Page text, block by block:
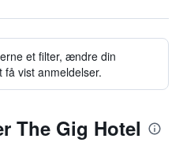
et filter, ændre din
vist anmeldelser.
The Gig Hotel